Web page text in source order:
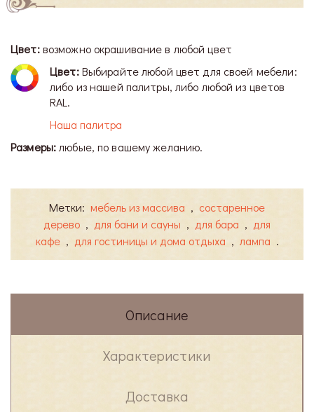
Цвет:возможно окрашивание в любой цвет
Цвет:Выбирайте любой цвет для своей мебели:
либо из нашей палитры, либо любой из цветов
RAL.
Наша палитра
Размеры: любые, по вашему желанию.
Метки: мебель из массива , состаренное
дерево , для бани и сауны , для бара , для
кафе , для гостиницы и дома отдыха , лампа .
Описание
Характеристики
Доставка